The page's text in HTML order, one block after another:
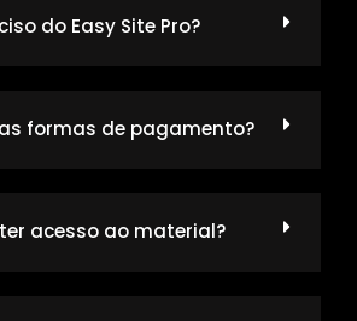
do Easy Site Pro?
formas de pagamento?
acesso ao material?